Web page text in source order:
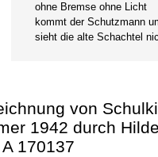
ohne Bremse ohne Licht
kommt der Schutzmann
sieht die alte Schachtel
von
1942 durch
A 170137